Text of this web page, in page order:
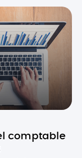
de facturation
il […]
comptable